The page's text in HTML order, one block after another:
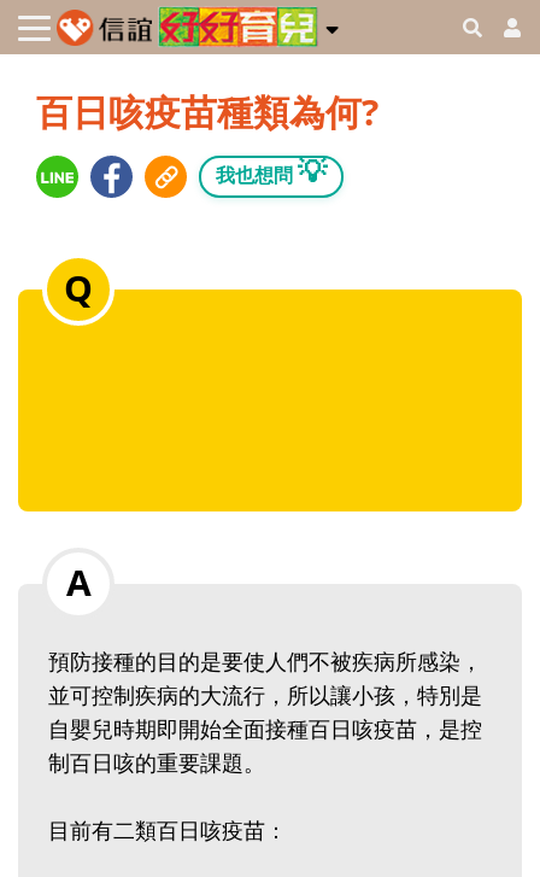
百日咳疫苗種類為何?
我也想問 💡
預防接種的目的是要使人們不被疾病所感染，
並可控制疾病的大流行，所以讓小孩，特別是
自嬰兒時期即開始全面接種百日咳疫苗，是控
制百日咳的重要課題。
目前有二類百日咳疫苗：